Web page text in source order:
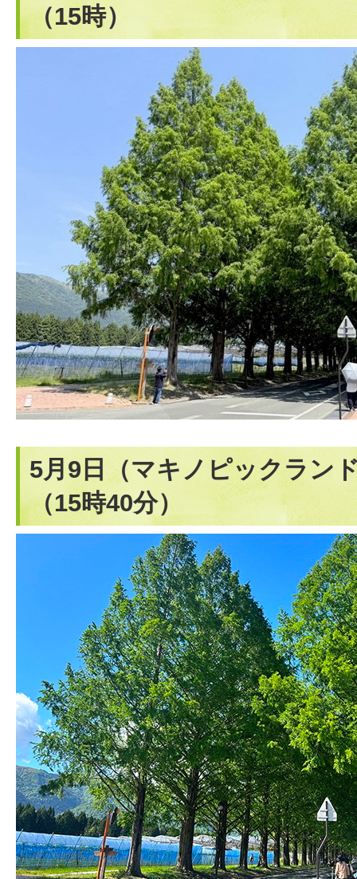
（15時）
5月9日（マキノピックラン
（15時40分）